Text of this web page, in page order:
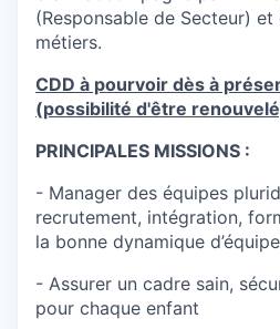
(Responsable de Secteur)
métiers.
CDD à pourvoir dès à
(possibilité d'être
PRINCIPALES MISSIONS :
- Manager des équipes
recrutement, intégration,
la bonne dynamique
- Assurer un cadre sain,
pour chaque enfant